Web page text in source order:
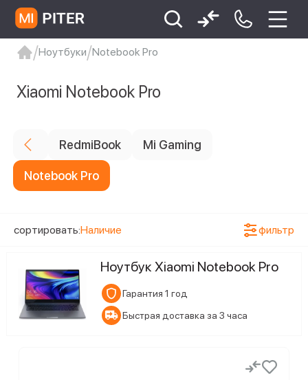
Xiaomi 9 про
xiaomi redmi 12c
Ноутбуки Notebook Pro
Xiaomi Notebook Pro
RedmiBook Mi Gaming
Notebook Pro
сортировать:Наличие фильтр
Статус наличия
Ожидается поступление
Ноутбук Xiaomi Notebook Pro
Гарантия 1 год
Быстрая доставка за 3 часа